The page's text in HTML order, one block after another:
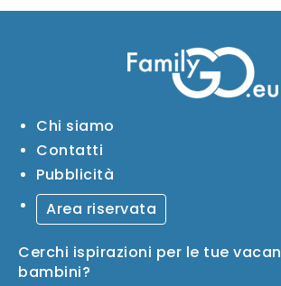
Chi siamo
Contatti
Pubblicità
Area riservata
Cerchi ispirazioni per le tue
bambini?